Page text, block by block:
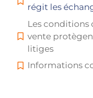
régit les
Les conditions
vente
litiges
Informations